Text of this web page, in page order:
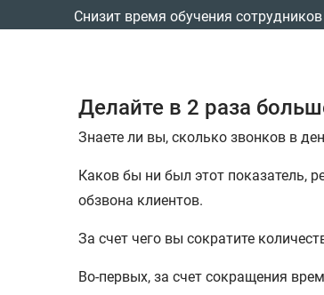
Снизит время обучения сотрудников
Делайте в 2 раза
Знаете ли вы, сколько звонков в
Каков бы ни был этот показатель,
обзвона клиентов.
За счет чего вы сократите
Вo-первых, за счет сокращения